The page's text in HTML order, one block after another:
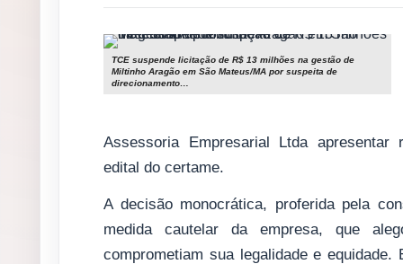
TCE suspende licitação de R$ 13 milhões na gestão de
Miltinho Aragão em São Mateus/MA por suspeita de
direcionamento…
Assessoria Empresarial Ltda apresentar
edital do certame.
A decisão monocrática, proferida pela
medida cautelar da empresa, que
comprometiam sua legalidade e